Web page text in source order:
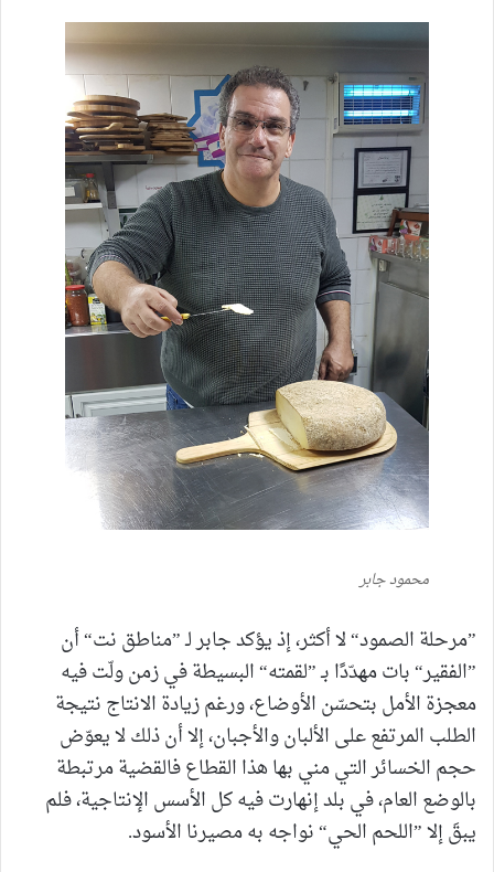
محمود جابر
”مرحلة الصمود“ لا أكثر، إذ يؤكد جابر لـ ”مناطق نت“ أن
”الفقير“ بات مهدّدًا بـ ”لقمته“ البسيطة في زمن ولّت فيه
معجزة الأمل بتحسّن الأوضاع، ورغم زيادة الانتاج نتيجة
الطلب المرتفع على الألبان والأجبان، إلا أن ذلك لا يعوّض
حجم الخسائر التي مني بها هذا القطاع فالقضية مرتبطة
بالوضع العام، في بلد إنهارت فيه كل الأسس الإنتاجية، فلم
يبقَ إلا ”اللحم الحي“ نواجه به مصيرنا الأسود.